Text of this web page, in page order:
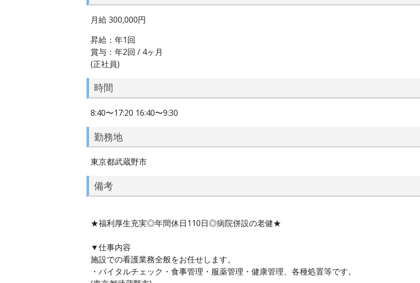
月給 300,000円
昇給：年1回
賞与：年2回 / 4ヶ月
(正社員)
時間
8:40〜17:20 16:40〜9:30
勤務地
東京都武蔵野市
備考
★福利厚生充実◎年間休日110日◎病院併設の老健★
▼仕事内容
施設での看護業務全般をお任せします。
・バイタルチェック・食事管理・服薬管理・健康管理、各種処置等です。